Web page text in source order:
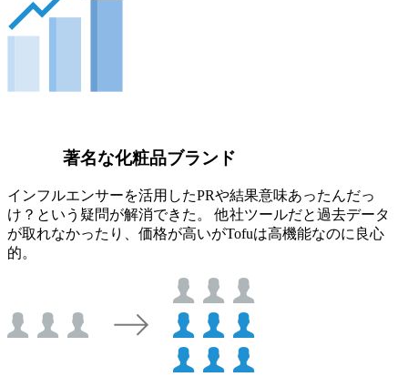
著名な化粧品ブランド
インフルエンサーを活用したPRや結果意味あったんだっ
け？という疑問が解消できた。 他社ツールだと過去データ
が取れなかったり、価格が高いがTofuは高機能なのに良心
的。